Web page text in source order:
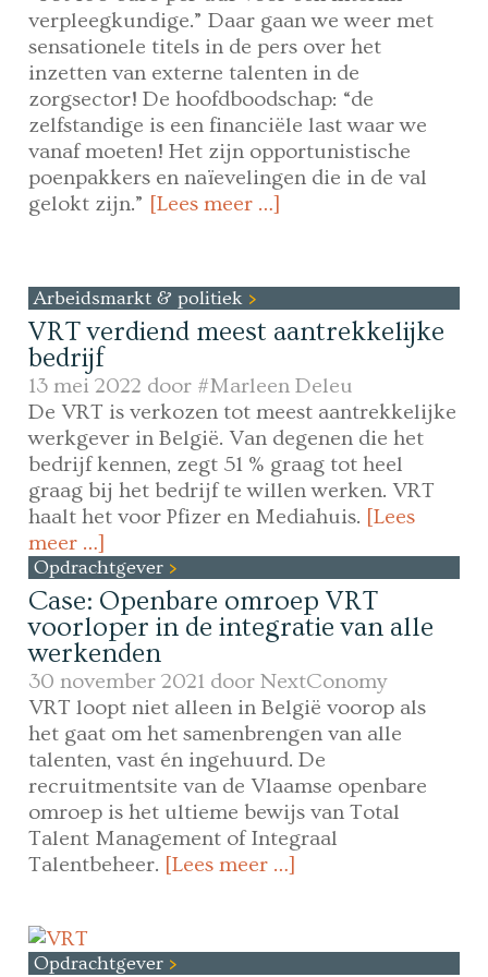
verpleegkundige.” Daar gaan we weer met
sensationele titels in de pers over het
inzetten van externe talenten in de
zorgsector! De hoofdboodschap: “de
zelfstandige is een financiële last waar we
vanaf moeten! Het zijn opportunistische
poenpakkers en naïevelingen die in de val
gelokt zijn.” [Lees meer …]
Arbeidsmarkt & politiek
VRT verdiend meest aantrekkelijke
bedrijf
13 mei 2022 door #Marleen Deleu
De VRT is verkozen tot meest aantrekkelijke
werkgever in België. Van degenen die het
bedrijf kennen, zegt 51 % graag tot heel
graag bij het bedrijf te willen werken. VRT
haalt het voor Pfizer en Mediahuis. [Lees
meer …]
Opdrachtgever
Case: Openbare omroep VRT
voorloper in de integratie van alle
werkenden
30 november 2021 doorNextConomy
VRT loopt niet alleen in België voorop als
het gaat om het samenbrengen van alle
talenten, vast én ingehuurd. De
recruitmentsite van de Vlaamse openbare
omroep is het ultieme bewijs van Total
Talent Management of Integraal
Talentbeheer. [Lees meer …]
Opdrachtgever